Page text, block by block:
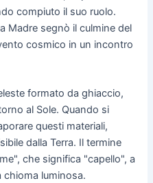
compiuto il suo ruolo.
Madre segnò il culmine del
cosmico in un incontro
formato da ghiaccio,
al Sole. Quando si
questi materiali,
dalla Terra. Il termine
che significa "capello", a
chioma luminosa.